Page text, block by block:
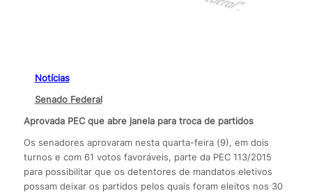
Notícias
Senado Federal
Aprovada PEC que abre janela para troca de partidos
Os senadores aprovaram nesta quarta-feira (9), em dois
turnos e com 61 votos favoráveis, parte da PEC 113/2015
para possibilitar que os detentores de mandatos eletivos
possam deixar os partidos pelos quais foram eleitos nos 30